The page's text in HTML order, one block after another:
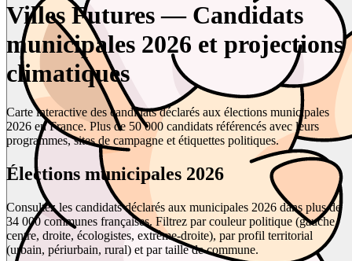
Villes Futures — Candidats
municipales 2026 et projections
climatiques
Carte interactive des candidats déclarés aux élections municipales
2026 en France. Plus de 50 000 candidats référencés avec leurs
programmes, sites de campagne et étiquettes politiques.
Élections municipales 2026
Consultez les candidats déclarés aux municipales 2026 dans plus de
34 000 communes françaises. Filtrez par couleur politique (gauche,
centre, droite, écologistes, extrême-droite), par profil territorial
(urbain, périurbain, rural) et par taille de commune.